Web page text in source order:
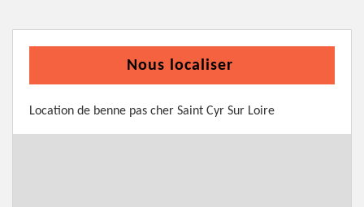
Nous localiser
Location de benne pas cher Saint Cyr Sur Loire